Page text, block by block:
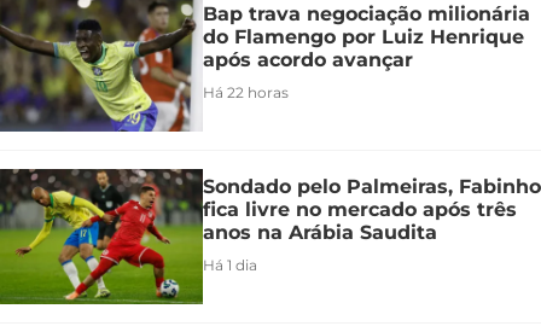
Bap trava negociação milionária
do Flamengo por Luiz Henrique
após acordo avançar
Há 22 horas
Sondado pelo Palmeiras, Fabinho
fica livre no mercado após três
anos na Arábia Saudita
Há 1 dia